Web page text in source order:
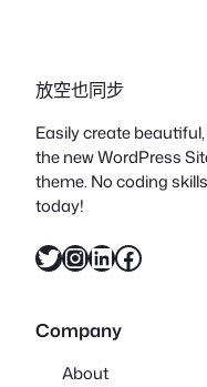
放空也同步
Easily create
the new WordPress
theme. No coding
today!
X InstagramLinkedIn Facebook
Company
About